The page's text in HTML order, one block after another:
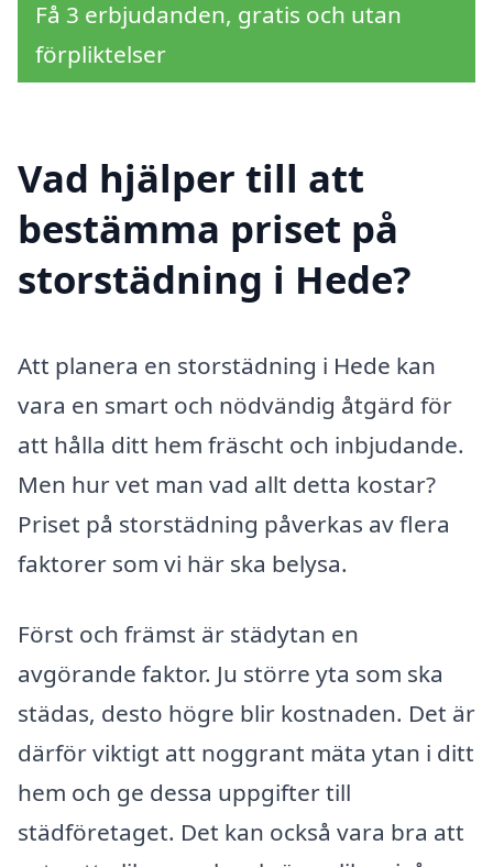
Få 3 erbjudanden, gratis och utan
förpliktelser
Vad hjälper till att
bestämma priset på
storstädning i Hede?
Att planera en storstädning i Hede kan
vara en smart och nödvändig åtgärd för
att hålla ditt hem fräscht och inbjudande.
Men hur vet man vad allt detta kostar?
Priset på storstädning påverkas av flera
faktorer som vi här ska belysa.
Först och främst är städytan en
avgörande faktor. Ju större yta som ska
städas, desto högre blir kostnaden. Det är
därför viktigt att noggrant mäta ytan i ditt
hem och ge dessa uppgifter till
städföretaget. Det kan också vara bra att